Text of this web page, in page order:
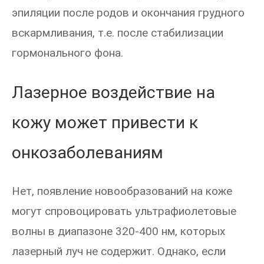
эпиляции после родов и окончания грудного
вскармливания, т.е. после стабилизации
гормонального фона.
Лазерное воздействие на
кожу может привести к
онкозаболеваниям
Нет, появление новообразований на коже
могут спровоцировать ультрафиолетовые
волны в диапазоне 320-400 нм, которых
лазерный луч не содержит. Однако, если